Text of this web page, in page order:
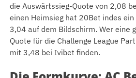
die Auswärtssieg-Quote von 2,08
einen Heimsieg hat 20Bet indes
3,04 auf dem Bildschirm. Wer eine
Quote für die Challenge League
mit 3,48 bei Ivibet finden.